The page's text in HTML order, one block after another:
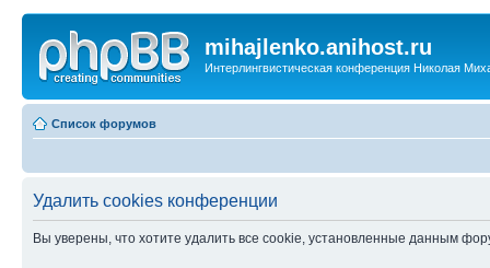
mihajlenko.anihost.ru
Интерлингвистическая конференция Николая
Список форумов
Удалить cookies конференции
Вы уверены, что хотите удалить все cookie, установленные данным